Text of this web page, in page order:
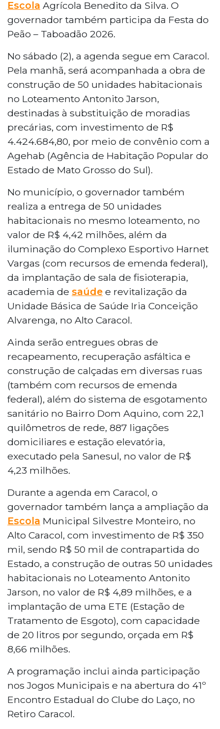
Escola Agrícola Benedito da Silva. O
governador também participa da Festa do
Peão – Taboadão 2026.
No sábado (2), a agenda segue em Caracol.
Pela manhã, será acompanhada a obra de
construção de 50 unidades habitacionais
no Loteamento Antonito Jarson,
destinadas à substituição de moradias
precárias, com investimento de R$
4.424.684,80, por meio de convênio com a
Agehab (Agência de Habitação Popular do
Estado de Mato Grosso do Sul).
No município, o governador também
realiza a entrega de 50 unidades
habitacionais no mesmo loteamento, no
valor de R$ 4,42 milhões, além da
iluminação do Complexo Esportivo Harnet
Vargas (com recursos de emenda federal),
da implantação de sala de fisioterapia,
academia de saúde e revitalização da
Unidade Básica de Saúde Iria Conceição
Alvarenga, no Alto Caracol.
Ainda serão entregues obras de
recapeamento, recuperação asfáltica e
construção de calçadas em diversas ruas
(também com recursos de emenda
federal), além do sistema de esgotamento
sanitário no Bairro Dom Aquino, com 22,1
quilômetros de rede, 887 ligações
domiciliares e estação elevatória,
executado pela Sanesul, no valor de R$
4,23 milhões.
Durante a agenda em Caracol, o
governador também lança a ampliação da
Escola Municipal Silvestre Monteiro, no
Alto Caracol, com investimento de R$ 350
mil, sendo R$ 50 mil de contrapartida do
Estado, a construção de outras 50 unidades
habitacionais no Loteamento Antonito
Jarson, no valor de R$ 4,89 milhões, e a
implantação de uma ETE (Estação de
Tratamento de Esgoto), com capacidade
de 20 litros por segundo, orçada em R$
8,66 milhões.
A programação inclui ainda participação
nos Jogos Municipais e na abertura do 41º
Encontro Estadual do Clube do Laço, no
Retiro Caracol.